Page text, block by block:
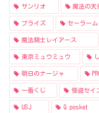
サンリオ 魔法の天
プライズ セーラー
魔法騎士レイアース
東京ミュウミュウ
明日のナージャ
一番くじ 怪盗セイ
USJ Q posket